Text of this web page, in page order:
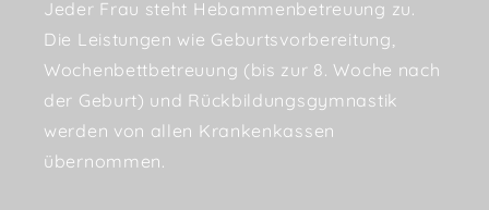
Jeder Frau steht Hebammenbetreuung zu.
Die Leistungen wie Geburtsvorbereitung,
Wochenbettbetreuung (bis zur 8. Woche nach
der Geburt) und Rückbildungsgymnastik
werden von allen Krankenkassen
übernommen.